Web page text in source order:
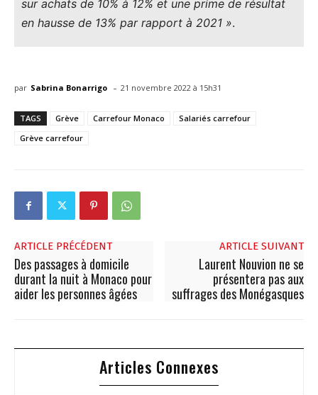
sur achats de 10% à 12% et une prime de résultat
en hausse de 13% par rapport à 2021 ».
par Sabrina Bonarrigo - 21 novembre 2022 à 15h31
TAGS Grève Carrefour Monaco
Salariés carrefour
Grève carrefour
ARTICLE PRÉCÉDENT
Des passages à domicile
durant la nuit à Monaco pour
aider les personnes âgées
ARTICLE SUIVANT
Laurent Nouvion ne se
présentera pas aux
suffrages des Monégasques
Articles Connexes